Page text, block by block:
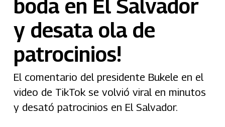
boda en El Salvador
y desata ola de
patrocinios!
El comentario del presidente Bukele en el
video de TikTok se volvió viral en minutos
y desató patrocinios en El Salvador.